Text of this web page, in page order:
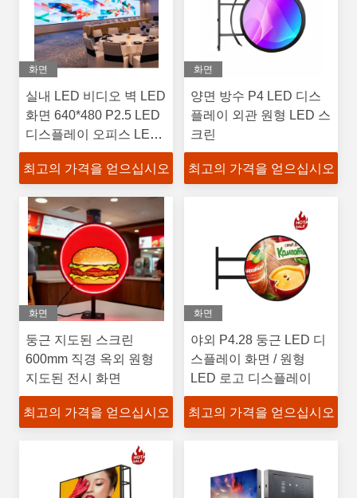
화면
실내 LED 비디오 벽 LED
화면 640*480 P2.5 LED
디스플레이 오피스 LED
벽
최고의 가격을 얻으십시오
화면
양면 방수 P4 LED 디스
플레이 외관 원형 LED 스
크린
최고의 가격을 얻으십시오
화면
둥근 지도된 스크린
600mm 직경 옥외 원형
지도된 전시 화면
최고의 가격을 얻으십시오
화면
야외 P4.28 둥근 LED 디
스플레이 화면 / 원형
LED 로고 디스플레이
최고의 가격을 얻으십시오